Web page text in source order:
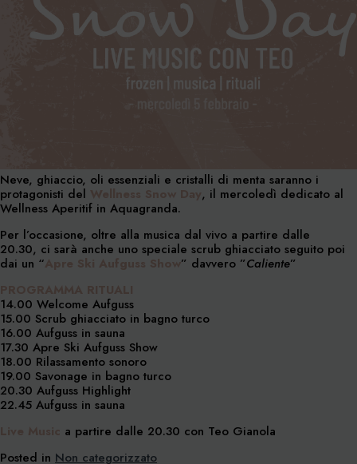
Neve, ghiaccio, oli essenziali e cristalli di menta saranno i
protagonisti del Wellness Snow Day, il mercoledì dedicato al
Wellness Aperitif in Aquagranda.
Per l’occasione, oltre alla musica dal vivo a partire dalle
20.30, ci sarà anche uno speciale scrub ghiacciato seguito poi
dai un “Apre Ski Aufguss Show” davvero ”Caliente”
PROGRAMMA RITUALI
14.00 Welcome Aufguss
15.00 Scrub ghiacciato in bagno turco
16.00 Aufguss in sauna
17.30 Apre Ski Aufguss Show
18.00 Rilassamento sonoro
19.00 Savonage in bagno turco
20.30 Aufguss Highlight
22.45 Aufguss in sauna
Live Music a partire dalle 20.30 con Teo Gianola
Posted in Non categorizzato